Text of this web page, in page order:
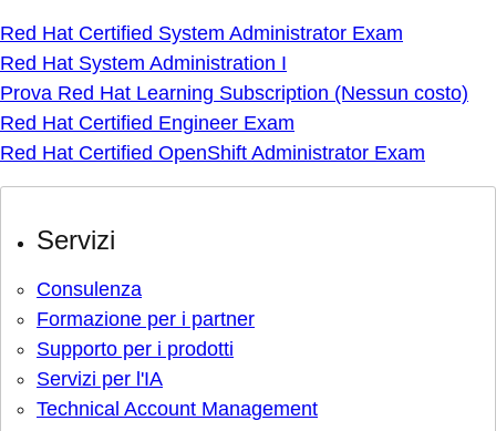
Red Hat Certified System Administrator Exam
Red Hat System Administration I
Prova Red Hat Learning Subscription (Nessun costo)
Red Hat Certified Engineer Exam
Red Hat Certified OpenShift Administrator Exam
Servizi
Consulenza
Formazione per i partner
Supporto per i prodotti
Servizi per l'IA
Technical Account Management